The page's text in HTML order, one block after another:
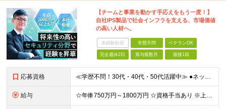
【チームと事業を動かす手応えをもう一度！】
自社IPS製品で社会インフラを支える、市場価値
の高い人材へ。
未経験歓迎 学歴不問 ベテランOK
完全週休2日 賞与複数月 面接1回
応募資格 ≪学歴不問！30代・40代・50代活躍中≫ ●ネットワーク・サーバー設計・構築経験をお持ちの方（5年以上を想定） ●セキュリティ分野での設計・構築・運用保守経験をお持ちの方（3年以上を想定） ＼転職
給与 ☆年俸750万円～1800万円 ☆資格手当あり ※上記金額を12分割した金額を支給します ※固定残業手当(45時間/月、156,800円～)を含む。超過分は別途支給します。 ※試用期間は3か月（試用